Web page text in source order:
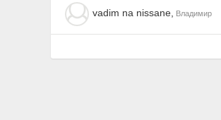
vadim na nissane, Владимир